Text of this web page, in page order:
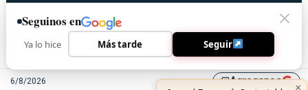
6/8/2026 library_addAgreganos
Seguinos en
Ya lo hice Más tarde Seguir